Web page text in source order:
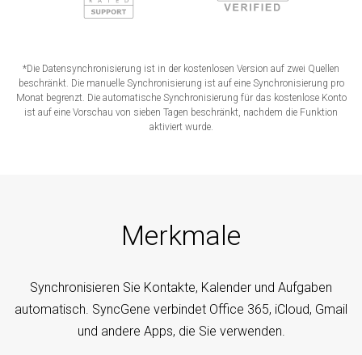
*Die Datensynchronisierung ist in der kostenlosen Version auf zwei Quellen
beschränkt. Die manuelle Synchronisierung ist auf eine Synchronisierung pro
Monat begrenzt. Die automatische Synchronisierung für das kostenlose Konto
ist auf eine Vorschau von sieben Tagen beschränkt, nachdem die Funktion
aktiviert wurde.
Merkmale
Synchronisieren Sie Kontakte, Kalender und Aufgaben
automatisch. SyncGene verbindet Office 365, iCloud, Gmail
und andere Apps, die Sie verwenden.